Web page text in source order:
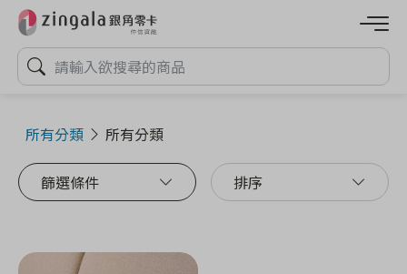
所有分類 所有分類
篩選條件 排序